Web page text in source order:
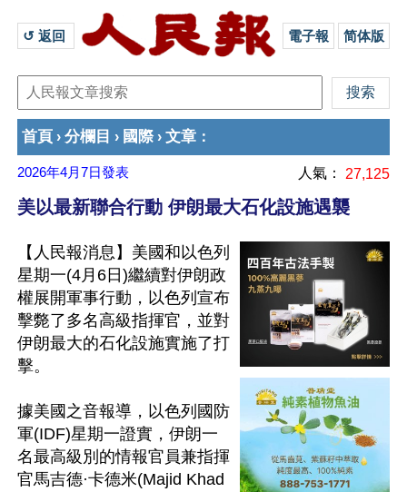
↺ 返回 電子報 简体版
首頁 › 分欄目 › 國際› 文章 ：
2026年4月7日發表 人氣： 27,125
美以最新聯合行動 伊朗最大石化設施遇襲
【人民報消息】美國和以色列
星期一(4月6日)繼續對伊朗政
權展開軍事行動，以色列宣布
擊斃了多名高級指揮官，並對
伊朗最大的石化設施實施了打
擊。
據美國之音報導，以色列國防
軍(IDF)星期一證實，伊朗一
名最高級別的情報官員兼指揮
官馬吉德·卡德米(Majid Khad